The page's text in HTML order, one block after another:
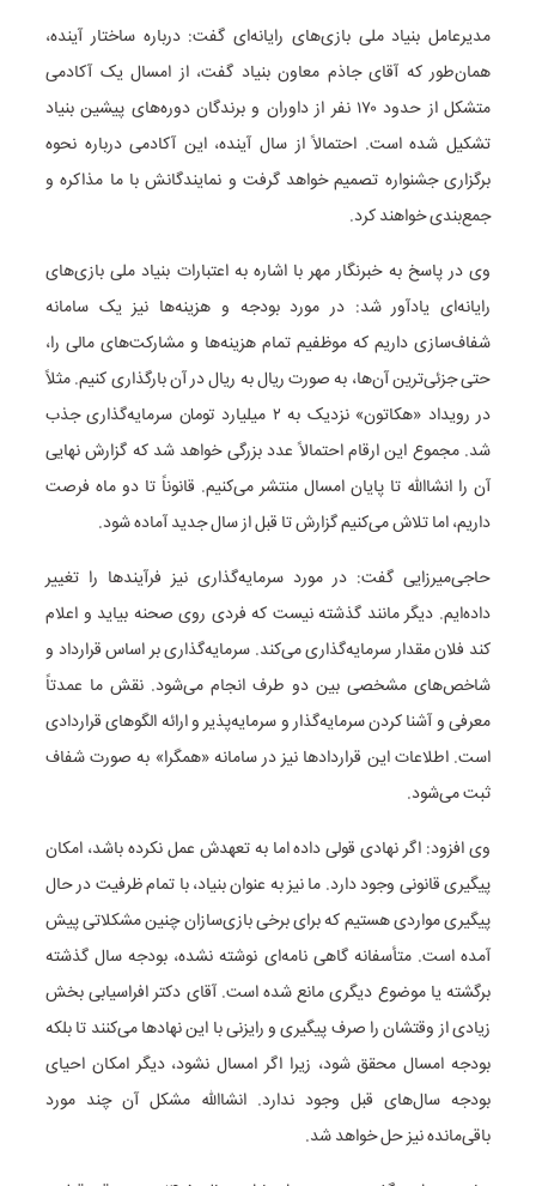
مدیرعامل بنیاد ملی بازی‌های رایانه‌ای گفت: درباره ساختار آینده،
همان‌طور که آقای جاذم معاون بنیاد گفت، از امسال یک آکادمی
متشکل از حدود ۱۷۰ نفر از داوران و برندگان دوره‌های پیشین بنیاد
تشکیل شده است. احتمالاً از سال آینده، این آکادمی درباره نحوه
برگزاری جشنواره تصمیم خواهد گرفت و نمایندگانش با ما مذاکره و
جمع‌بندی خواهند کرد.
وی در پاسخ به خبرنگار مهر با اشاره به اعتبارات بنیاد ملی بازی‌های
رایانه‌ای یادآور شد: در مورد بودجه و هزینه‌ها نیز یک سامانه
شفاف‌سازی داریم که موظفیم تمام هزینه‌ها و مشارکت‌های مالی را،
حتی جزئی‌ترین آن‌ها، به صورت ریال به ریال در آن بارگذاری کنیم. مثلاً
در رویداد «هکاتون» نزدیک به ۲ میلیارد تومان سرمایه‌گذاری جذب
شد. مجموع این ارقام احتمالاً عدد بزرگی خواهد شد که گزارش نهایی
آن را انشاالله تا پایان امسال منتشر می‌کنیم. قانوناً تا دو ماه فرصت
داریم، اما تلاش می‌کنیم گزارش تا قبل از سال جدید آماده شود.
حاجی‌میرزایی گفت: در مورد سرمایه‌گذاری نیز فرآیندها را تغییر
داده‌ایم. دیگر مانند گذشته نیست که فردی روی صحنه بیاید و اعلام
کند فلان مقدار سرمایه‌گذاری می‌کند. سرمایه‌گذاری بر اساس قرارداد و
شاخص‌های مشخصی بین دو طرف انجام می‌شود. نقش ما عمدتاً
معرفی و آشنا کردن سرمایه‌گذار و سرمایه‌پذیر و ارائه الگوهای قراردادی
است. اطلاعات این قراردادها نیز در سامانه «همگرا» به صورت شفاف
ثبت می‌شود.
وی افزود: اگر نهادی قولی داده اما به تعهدش عمل نکرده باشد، امکان
پیگیری قانونی وجود دارد. ما نیز به عنوان بنیاد، با تمام ظرفیت در حال
پیگیری مواردی هستیم که برای برخی بازی‌سازان چنین مشکلاتی پیش
آمده است. متأسفانه گاهی نامه‌ای نوشته نشده، بودجه سال گذشته
برگشته یا موضوع دیگری مانع شده است. آقای دکتر افراسیابی بخش
زیادی از وقتشان را صرف پیگیری و رایزنی با این نهادها می‌کنند تا بلکه
بودجه امسال محقق شود، زیرا اگر امسال نشود، دیگر امکان احیای
بودجه سال‌های قبل وجود ندارد. انشاالله مشکل آن چند مورد
باقی‌مانده نیز حل خواهد شد.